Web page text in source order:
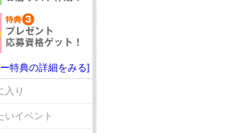
特典の詳細をみる]
入り
いイベント